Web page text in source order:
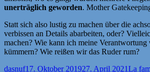
unerträglich geworden. Mother
Statt sich also lustig zu machen über die
verbissen an Details abarbeiten, oder?
machen? Wie kann ich meine
kümmern? Wie reißen wir das Ruder rum?
Autor
dasnufVeröffentlicht
17. Oktober 201927. April 2021La